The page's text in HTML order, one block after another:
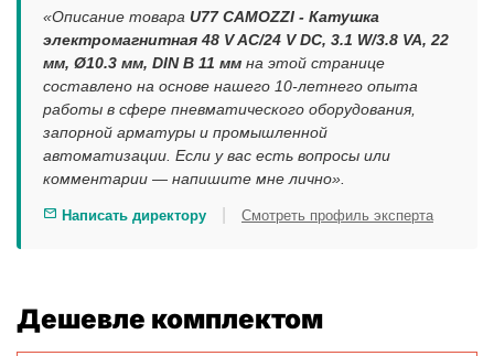
«Описание товара U77 CAMOZZI - Катушка
электромагнитная 48 V AC/24 V DC, 3.1 W/3.8 VA, 22
мм, Ø10.3 мм, DIN B 11 мм на этой странице
составлено на основе нашего 10-летнего опыта
работы в сфере пневматического оборудования,
запорной арматуры и промышленной
автоматизации. Если у вас есть вопросы или
комментарии — напишите мне лично».
Написать директору Смотреть профиль эксперта
Дешевле комплектом